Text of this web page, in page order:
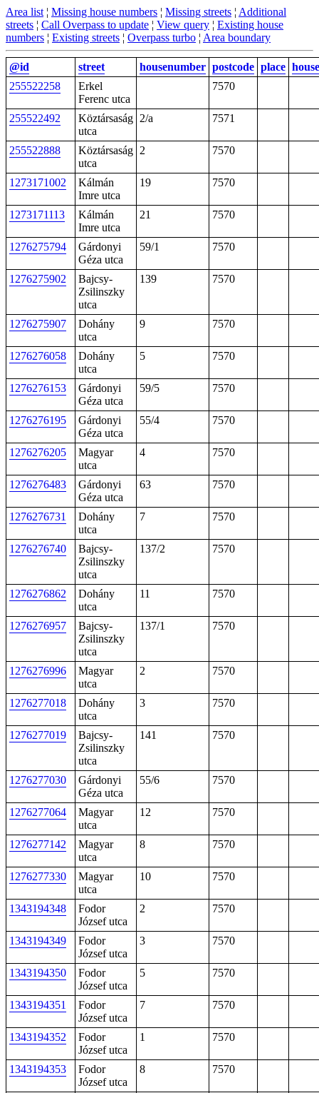
Area list ¦ Missing house numbers ¦ Missing streets ¦ Additional
streets ¦ Call Overpass to update ¦ View query ¦ Existing house
numbers ¦ Existing streets ¦ Overpass turbo ¦ Area boundary
@id street housenumber postcode place
255522258
Erkel
Ferenc utca
7570
255522492
Köztársaság
utca
2/a 7571
255522888
Köztársaság
utca
2 7570
1273171002
Kálmán
Imre utca
19 7570
1273171113
Kálmán
Imre utca
21 7570
1276275794
Gárdonyi
Géza utca
59/1 7570
1276275902
Bajcsy-
Zsilinszky
utca
139 7570
1276275907
Dohány
utca
9 7570
1276276058
Dohány
utca
5 7570
1276276153
Gárdonyi
Géza utca
59/5 7570
1276276195
Gárdonyi
Géza utca
55/4 7570
1276276205
Magyar
utca
4 7570
1276276483
Gárdonyi
Géza utca
63 7570
1276276731
Dohány
utca
7 7570
1276276740
Bajcsy-
Zsilinszky
utca
137/2 7570
1276276862
Dohány
utca
11 7570
1276276957
Bajcsy-
Zsilinszky
utca
137/1 7570
1276276996
Magyar
utca
2 7570
1276277018
Dohány
utca
3 7570
1276277019
Bajcsy-
Zsilinszky
utca
141 7570
1276277030
Gárdonyi
Géza utca
55/6 7570
1276277064
Magyar
utca
12 7570
1276277142
Magyar
utca
8 7570
1276277330
Magyar
utca
10 7570
1343194348
Fodor
József utca
2 7570
1343194349
Fodor
József utca
3 7570
1343194350
Fodor
József utca
5 7570
1343194351
Fodor
József utca
7 7570
1343194352
Fodor
József utca
1 7570
1343194353
Fodor
József utca
8 7570